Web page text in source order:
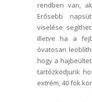
rendben van,
Erősebb
viselése
illetve ha a
óvatosan
hogy a
tartózkodjunk
extrém, 40 fok